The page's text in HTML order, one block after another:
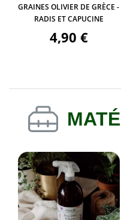
GRAINES OLIVIER DE GRÈCE -
RADIS ET CAPUCINE
4,90 €
MATÉ